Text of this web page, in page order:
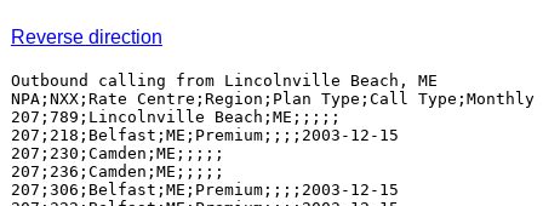
Reverse direction
Outbound calling from Lincolnville Beach, ME
NPA;NXX;Rate Centre;Region;Plan Type;Call
207;789;Lincolnville Beach;ME;;;;;
207;218;Belfast;ME;Premium;;;;2003-12-15
207;230;Camden;ME;;;;;
207;236;Camden;ME;;;;;
207;306;Belfast;ME;Premium;;;;2003-12-15